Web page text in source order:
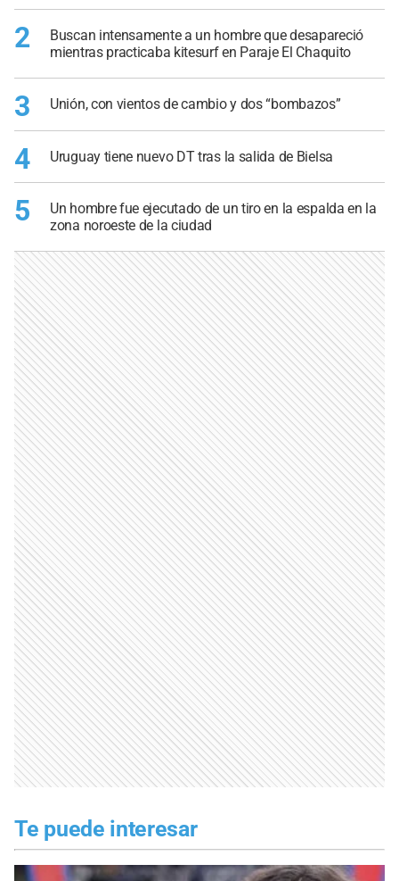
2
Buscan intensamente a un hombre que desapareció
mientras practicaba kitesurf en Paraje El Chaquito
3 Unión, con vientos de cambio y dos “bombazos”
4 Uruguay tiene nuevo DT tras la salida de Bielsa
5
Un hombre fue ejecutado de un tiro en la espalda en la
zona noroeste de la ciudad
Te puede interesar